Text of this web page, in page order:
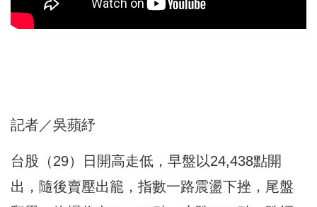
記者／吳蘋紓
台股（29）日開高走低，早盤以24,438點開
出，隨後賣壓出籠，指數一路震盪下挫，尾盤